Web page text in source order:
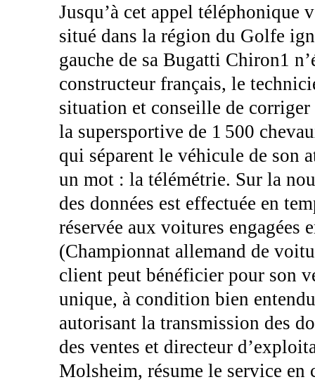
Jusqu’à cet appel téléphonique
situé dans la région du Golfe
gauche de sa Bugatti Chiron1
constructeur français, le
situation et conseille de
la supersportive de 1 500
qui séparent le véhicule de son
un mot : la télémétrie. Sur la
des données est effectuée en
réservée aux voitures
(Championnat allemand de
client peut bénéficier pour son
unique, à condition bien
autorisant la transmission des
des ventes et directeur
Molsheim, résume le service en